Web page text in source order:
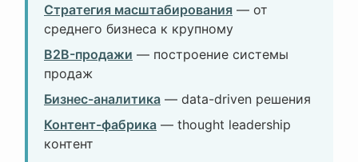
Стратегия масштабирования — от
среднего бизнеса к крупному
B2B-продажи — построение системы
продаж
Бизнес-аналитика — data-driven решения
Контент-фабрика — thought leadership
контент